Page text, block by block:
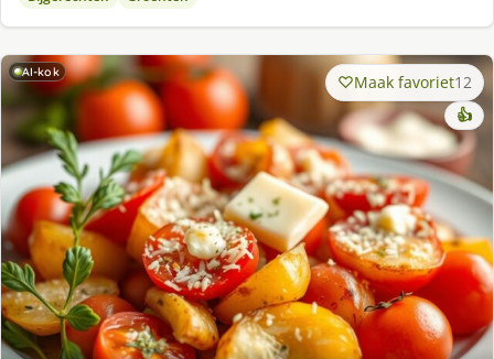
AI-kok Maak favoriet12
👍